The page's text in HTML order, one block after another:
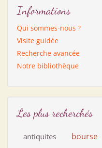
Informations
Qui sommes-nous ?
Visite guidée
Recherche avancée
Notre bibliothèque
Les plus recherchés
antiquites bourse